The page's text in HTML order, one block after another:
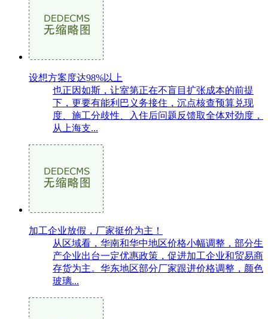
设想方案度达98%以上
也正因如斯，让室第正在不盲目扩张成本的前提
下，更要有能利巴义务接住，沉点核查预算兑现
度、施工分歧性、入住后问题反馈取全体对劲度，
从上海支...
加工企业放假，厂家挺价为主！
从区域看，华南和华中地区价格小幅调整，部分生
产企业出台一定优惠政策，促进加工企业和贸易商
存货为主。华东地区部分厂家跟进价格调整，颜色
玻璃...